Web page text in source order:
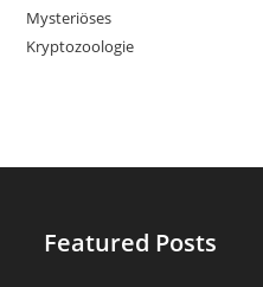
Mysteriöses
Kryptozoologie
Featured Posts